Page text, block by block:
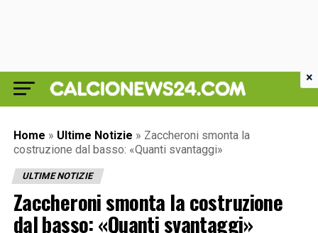
Home » Ultime Notizie » Zaccheroni smonta la
costruzione dal basso: «Quanti svantaggi»
ULTIME NOTIZIE
Zaccheroni smonta la costruzione
dal basso: «Quanti svantaggi»
×